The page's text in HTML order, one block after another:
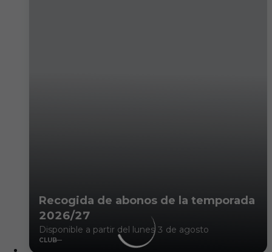
Recogida de abonos de la temporada
2026/27
Disponible a partir del lunes 3 de agosto
CLUB